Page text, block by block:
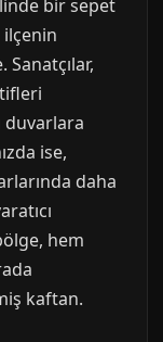
bir sepet
ilçenin
ise,
daha
hem
kaftan.